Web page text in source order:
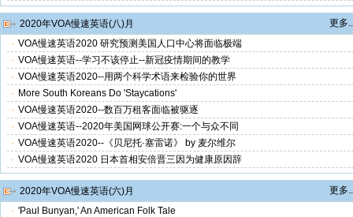
2020年VOA慢速英语(八)月
更多
· VOA慢速英语2020 研究预测美国人口中心将面临极端
· VOA慢速英语--学习不该停止--新冠疫情期间的教学
· VOA慢速英语2020--用两个科学术语来检验你的世界
· More South Koreans Do 'Staycations'
· VOA慢速英语2020--数百万租客面临被驱逐
· VOA慢速英语--2020年美国网球公开赛:一个与众不同
· VOA慢速英语2020--《贝尼托·塞雷诺》 by 麦尔维尔
· VOA慢速英语2020 日本首相安倍晋三因为健康原因辞
2020年VOA慢速英语(六)月
更多
· 'Paul Bunyan,' An American Folk Tale